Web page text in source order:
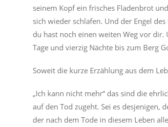
seinem Kopf ein frisches Fladenbrot
sich wieder schlafen. Und der Engel
du hast noch einen weiten Weg vor
Tage und vierzig Nächte bis zum Berg
Soweit die kurze Erzählung aus dem
„Ich kann nicht mehr“ das sind die
auf den Tod zugeht. Sei es desjenigen,
der nach dem Tode in diesem Leben